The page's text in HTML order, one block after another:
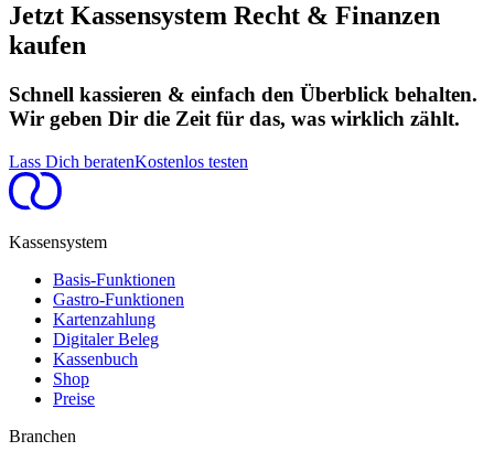
Jetzt Kassensystem Recht & Finanzen
kaufen
Schnell kassieren & einfach den Überblick behalten.
Wir geben Dir die Zeit für das, was wirklich zählt.
Lass Dich beratenKostenlos testen
Kassensystem
Basis-Funktionen
Gastro-Funktionen
Kartenzahlung
Digitaler Beleg
Kassenbuch
Shop
Preise
Branchen